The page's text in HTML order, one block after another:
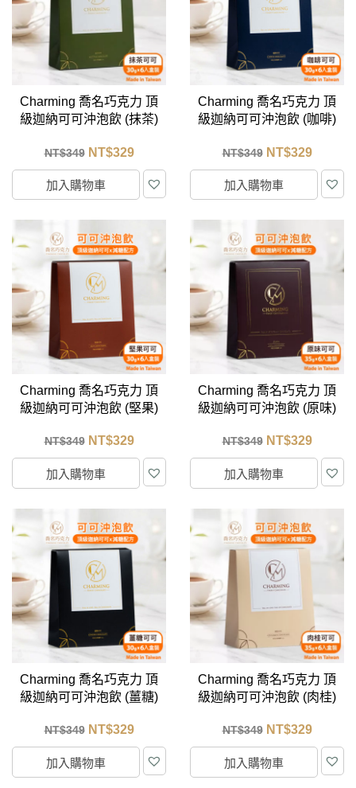
Charming 喬名巧克力 頂
級迦納可可沖泡飲 (抹茶)
NT$349 NT$329
加入購物車
Charming 喬名巧克力 頂
級迦納可可沖泡飲 (咖啡)
NT$349 NT$329
加入購物車
Charming 喬名巧克力 頂
級迦納可可沖泡飲 (堅果)
NT$349 NT$329
加入購物車
Charming 喬名巧克力 頂
級迦納可可沖泡飲 (原味)
NT$349 NT$329
加入購物車
Charming 喬名巧克力 頂
級迦納可可沖泡飲 (薑糖)
NT$349 NT$329
加入購物車
Charming 喬名巧克力 頂
級迦納可可沖泡飲 (肉桂)
NT$349 NT$329
加入購物車